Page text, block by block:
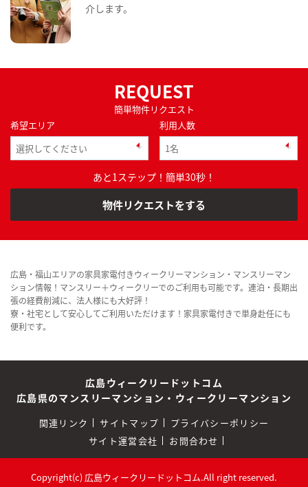
介します。
REQUEST
簡単物件リクエスト
希望エリア
利用人数
あと1ステップ！簡単30秒！
物件リクエストをする
広島・福山エリアの家具家電付きウィークリーマンション・マンスリーマン
ション情報！マンスリー＋ウィークリーでのご利用も可能です。連泊・長期出
張の経費削減に、法人様にも大好評！
寮・社宅として安心してご利用いただけます！家具家電付きで単身赴任にも
便利です。
広島ウィークリードットコム
広島県のマンスリーマンション・ウィークリーマンション
関連リンク サイトマップ
プライバシーポリシー
サイト運営会社
お問合わせ
Copyright(c) 広島ウィークリードットコム.All right reserved.